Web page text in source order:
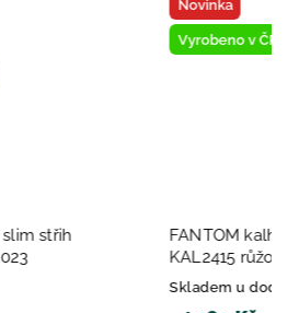
kalhoty zimní slim střih
růžové 2023
u dodavatele